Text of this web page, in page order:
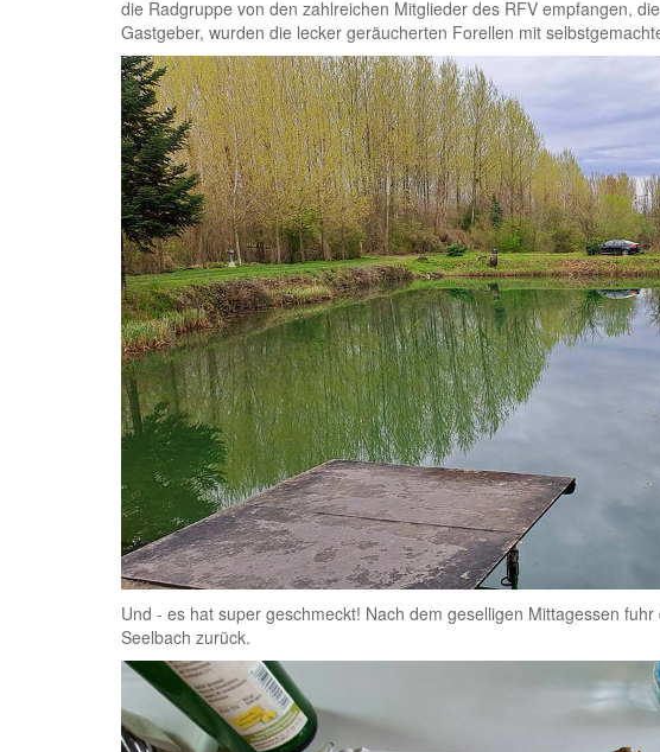
die Radgruppe von den zahlreichen Mitglieder des RFV empfangen,
Gastgeber, wurden die lecker geräucherten Forellen mit
Und - es hat super geschmeckt! Nach dem geselligen Mittagessen
Seelbach zurück.